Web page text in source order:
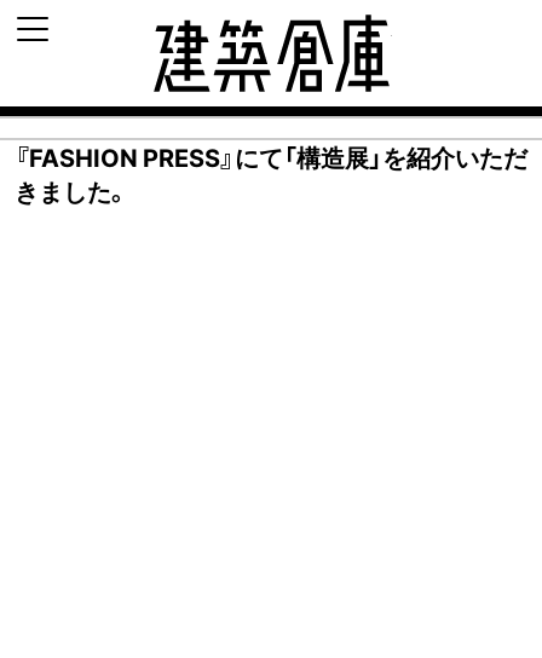
『FASHION PRESS』にて「構造展」を紹介いただ
きました。